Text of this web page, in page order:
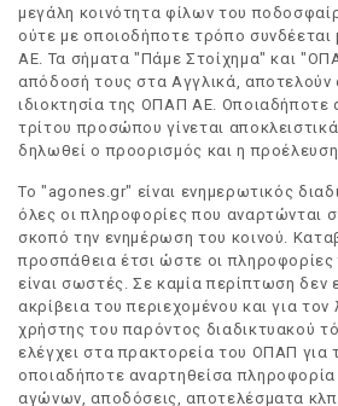
μεγάλη κοινότητα φίλων του
ούτε με οποιοδήποτε τρόπο συνδέεται
ΑΕ. Τα σήματα "Πάμε Στοίχημα" και
απόδοσή τους στα Αγγλικά, αποτελούν
ιδιοκτησία της ΟΠΑΠ ΑΕ. Οποιαδήποτε
τρίτου προσώπου γίνεται
δηλωθεί ο προορισμός και η
Το "agones.gr" είναι ενημερωτικός
όλες οι πληροφορίες που αναρτώνται
σκοπό την ενημέρωση του κοινού.
προσπάθεια έτσι ώστε οι
είναι σωστές. Σε καμία περίπτωση δεν
ακρίβεια του περιεχομένου και για
χρήστης του παρόντος διαδικτυακού
ελέγχει στα πρακτορεία του ΟΠΑΠ για
οποιαδήποτε αναρτηθείσα
αγώνων, αποδόσεις, αποτελέσματα